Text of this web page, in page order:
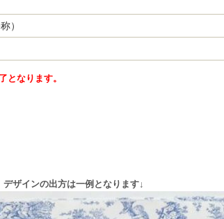
）
となります。
ザインの出方は一例となります↓